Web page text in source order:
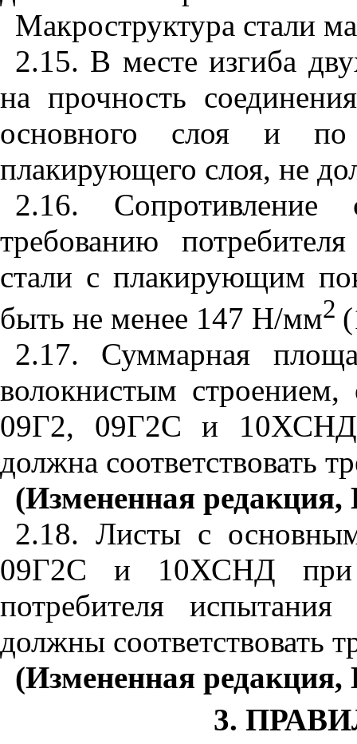
Макроструктура стали
2.15. В месте изгиба
на прочность
основного слоя и по
плакирующего слоя, не
2.16.
требованию
стали с плакирующим
быть не менее 147 Н/мм2
2.17. Суммарная
волокнистым строением,
09Г2, 09Г2С и 10ХСНД
должна соответствовать
(Измененная
2.18. Листы с
09Г2С и 10ХСНД при
потребителя
должны соответствовать
(Измененная
3.